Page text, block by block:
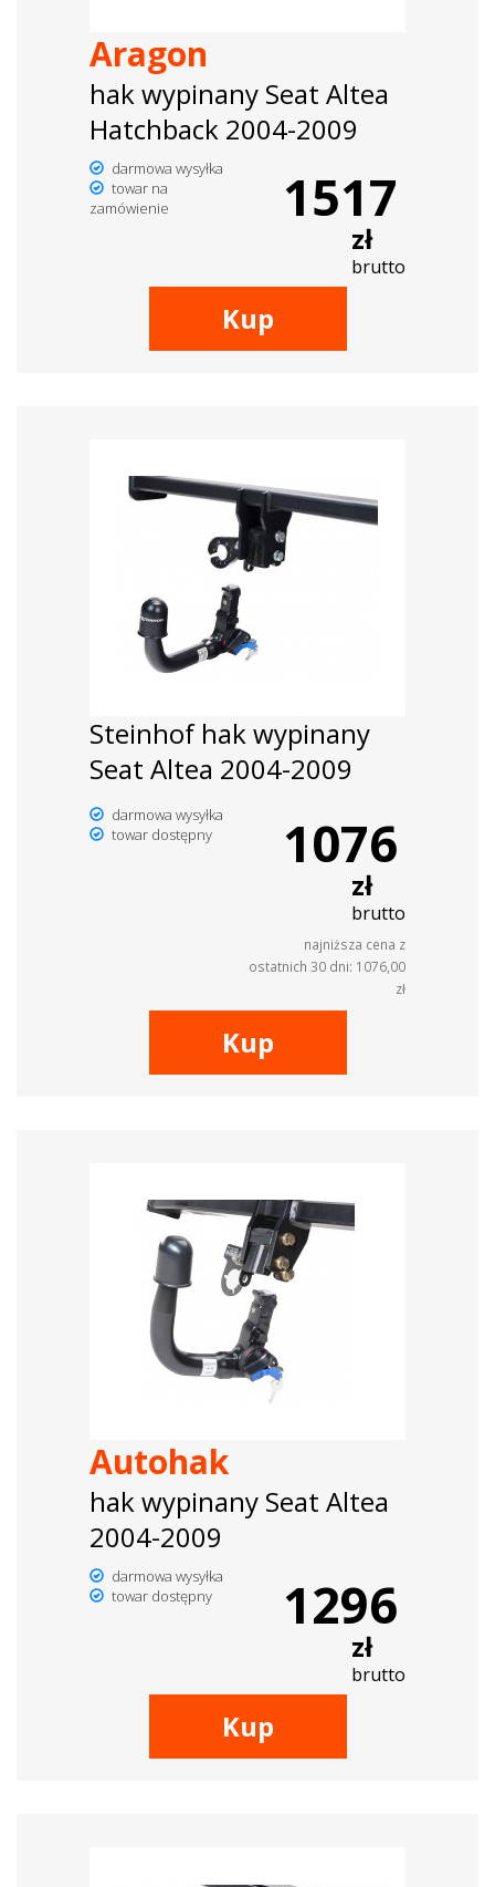
Aragon
hak wypinany Seat Altea
Hatchback 2004-2009
darmowa wysyłka
towar na
zamówienie
1517
zł
brutto
Kup
Steinhof hak wypinany
Seat Altea 2004-2009
darmowa wysyłka
towar dostępny
1076
zł
brutto
najniższa cena z
ostatnich 30 dni: 1076,00
zł
Kup
Autohak
hak wypinany Seat Altea
2004-2009
darmowa wysyłka
towar dostępny
1296
zł
brutto
Kup